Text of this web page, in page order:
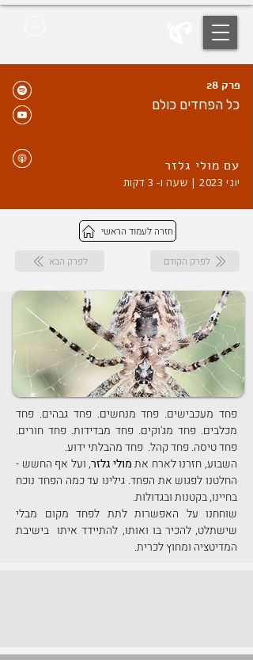
פרק 28
כל הפחדים כולם
עם מולי גלזר
יוני 2023 | שעה ו- 3 דקות
חזרה לעמוד הראשי
לפרק הבא לפרק הקודם
השבוע, חזרנו לארח את מולי גלזר
בחיינו, בקטנות ובגדולות.
המדיטציה ומחוץ לכרית.